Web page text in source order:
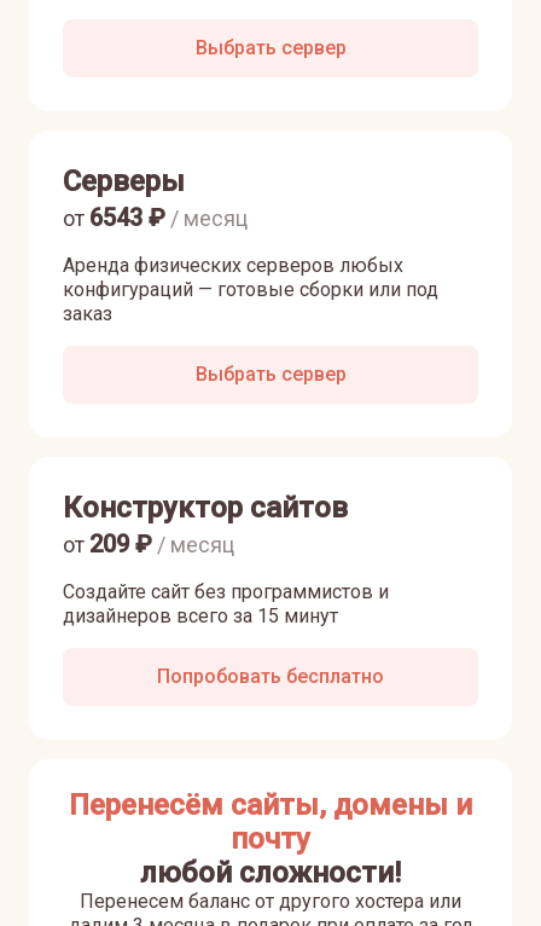
Выбрать сервер
Серверы
Аренда физических серверов любых
конфигураций — готовые сборки или под
заказ
от 6543 ₽ / месяц
Выбрать сервер
Конструктор сайтов
Создайте сайт без программистов и
дизайнеров всего за 15 минут
от 209₽ / месяц
Попробовать бесплатно
Перенесём сайты, домены и
почту
любой сложности!
Перенесем баланс от другого хостера или